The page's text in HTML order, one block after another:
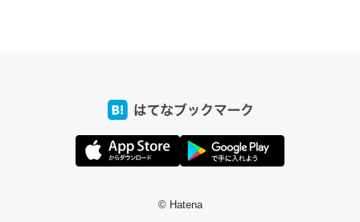
私も3年前ぐらいに祖母の家に設置した。ポケットWifiみ
たいなのでネット環境作ったけどAlexaしか使わないので
回線代ほとんどかからないですよ。参考：
© Hatena